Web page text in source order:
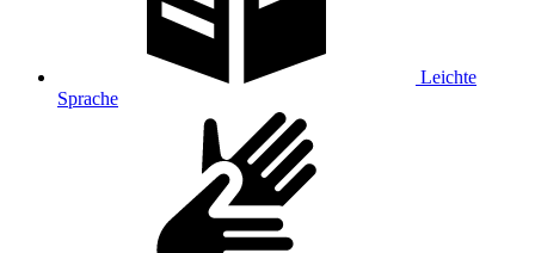
Leichte
Sprache